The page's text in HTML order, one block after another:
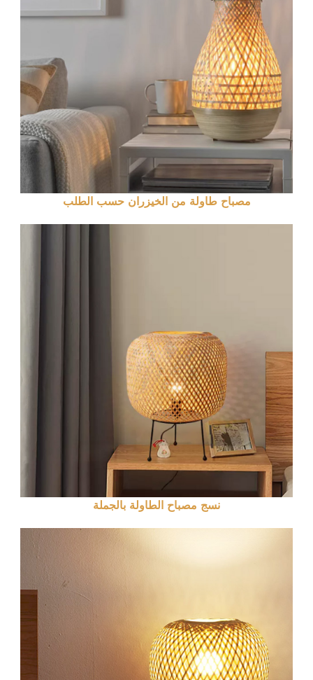
مصباح طاولة من الخيزران حسب الطلب
نسج مصباح الطاولة بالجملة